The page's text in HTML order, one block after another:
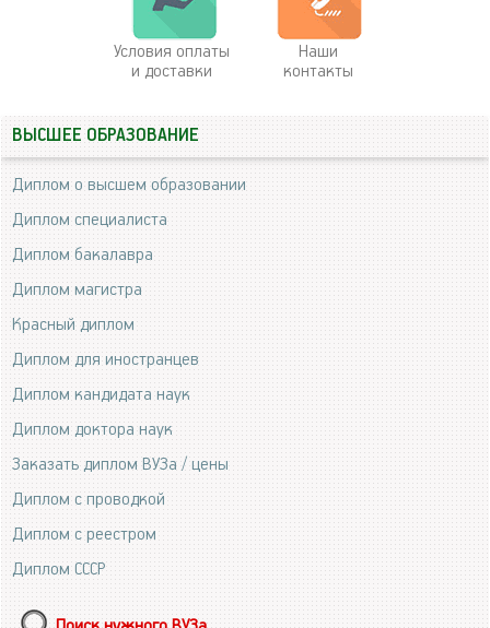
Условия оплаты
и доставки
Наши
контакты
ВЫСШЕЕ ОБРАЗОВАНИЕ
Диплом о высшем образовании
Диплом специалиста
Диплом бакалавра
Диплом магистра
Красный диплом
Диплом для иностранцев
Диплом кандидата наук
Диплом доктора наук
Заказать диплом ВУЗа / цены
Диплом с проводкой
Диплом с реестром
Диплом СССР